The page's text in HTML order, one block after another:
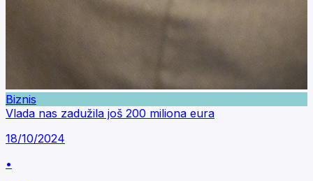
Biznis
Vlada nas zadužila još 200 miliona eura
18/10/2024
•